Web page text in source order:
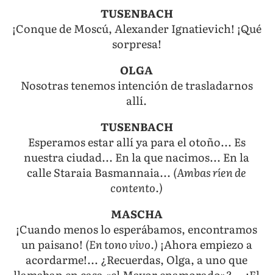
TUSENBACH
¡Conque de Moscú, Alexander Ignatievich! ¡Qué
sorpresa!
OLGA
Nosotras tenemos intención de trasladarnos
allí.
TUSENBACH
Esperamos estar allí ya para el otoño... Es
nuestra ciudad... En la que nacimos... En la
calle Staraia Basmannaia... (Ambas ríen de
contento.)
MASCHA
¡Cuando menos lo esperábamos, encontramos
un paisano! (En tono vivo.) ¡Ahora empiezo a
acordarme!... ¿Recuerdas, Olga, a uno que